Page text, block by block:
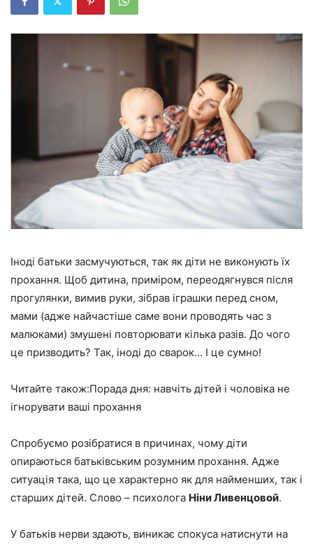
Іноді батьки засмучуються, так як діти не виконують їх
прохання. Щоб дитина, приміром, переодягнувся після
прогулянки, вимив руки, зібрав іграшки перед сном,
мами (адже найчастіше саме вони проводять час з
малюками) змушені повторювати кілька разів. До чого
це призводить? Так, іноді до сварок… І це сумно!
Читайте також:Порада дня: навчіть дітей і чоловіка не
ігнорувати ваші прохання
Спробуємо розібратися в причинах, чому діти
опираються батьківським розумним прохання. Адже
ситуація така, що це характерно як для найменших, так і
старших дітей. Слово – психолога Ніни Ливенцовой.
У батьків нерви здають, виникає спокуса натиснути на